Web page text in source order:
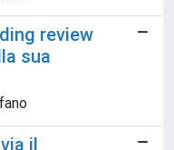
review
sua
il